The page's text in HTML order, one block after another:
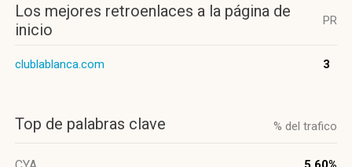
Los mejores retroenlaces a la página de
inicio
PR
clublablanca.com 3
Top de palabras clave % del trafico